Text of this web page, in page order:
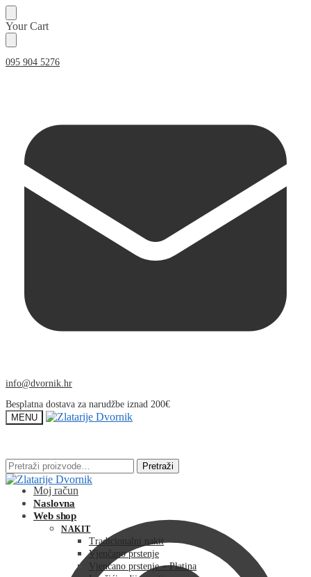
Skip
to
navigation
Skip
to
content
Your Cart
095 904 5276
info@dvornik.hr
Besplatna dostava za narudžbe iznad 200€
MENU
Pretraži: Pretraži
Moj račun
Pretraži: Pretraži
Naslovna
Web shop
NAKIT
Tradicionalni nakit
Vjenčano prstenje
Vjenčano prstenje – Platina